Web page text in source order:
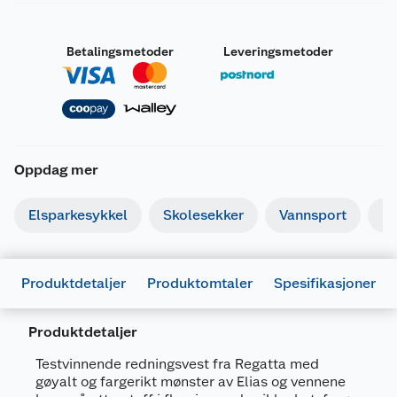
Betalingsmetoder Leveringsmetoder
Oppdag mer
Elsparkesykkel Skolesekker Vannsport
Produktdetaljer Produktomtaler Spesifikasjoner
Produktdetaljer
Testvinnende redningsvest fra Regatta med
gøyalt og fargerikt mønster av Elias og vennene
Artikkelnummer
7058929030908